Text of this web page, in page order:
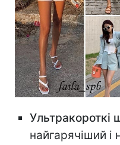
Ультракороткі
найгарячіший і